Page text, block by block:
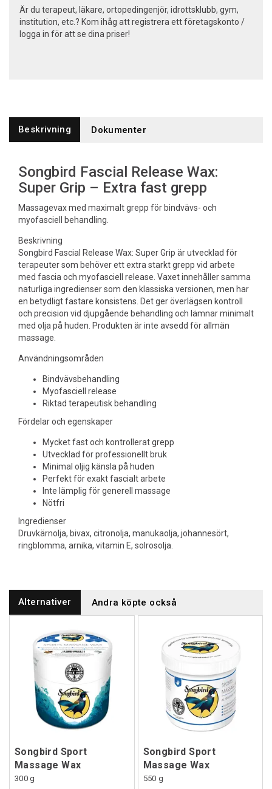
Är du terapeut, läkare, ortopedingenjör, idrottsklubb, gym,
institution, etc.? Kom ihåg att registrera ett företagskonto /
logga in för att se dina priser!
Beskrivning Dokumenter
Songbird Fascial Release Wax:
Super Grip – Extra fast grepp
Massagevax med maximalt grepp för bindvävs- och
myofasciell behandling.
Beskrivning
Songbird Fascial Release Wax: Super Grip är utvecklad för
terapeuter som behöver ett extra starkt grepp vid arbete
med fascia och myofasciell release. Vaxet innehåller samma
naturliga ingredienser som den klassiska versionen, men har
en betydligt fastare konsistens. Det ger överlägsen kontroll
och precision vid djupgående behandling och lämnar minimalt
med olja på huden. Produkten är inte avsedd för allmän
massage.
Användningsområden
Bindvävsbehandling
Myofasciell release
Riktad terapeutisk behandling
Fördelar och egenskaper
Mycket fast och kontrollerat grepp
Utvecklad för professionellt bruk
Minimal oljig känsla på huden
Perfekt för exakt fascialt arbete
Inte lämplig för generell massage
Nötfri
Ingredienser
Druvkärnolja, bivax, citronolja, manukaolja, johannesört,
ringblomma, arnika, vitamin E, solrosolja.
Alternativer Andra köpte också
Songbird Sport
Massage Wax
300 g
Songbird Sport
Massage Wax
550 g